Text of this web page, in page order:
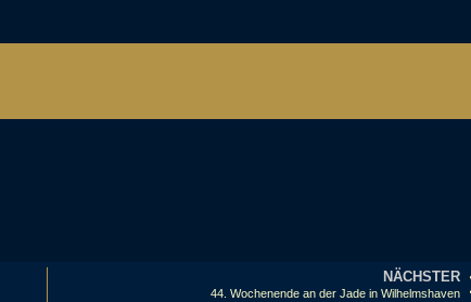
NÄCHSTER
44. Wochenende an der Jade in Wilhelmshaven